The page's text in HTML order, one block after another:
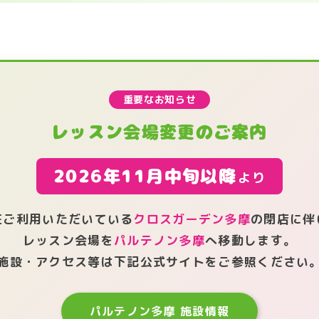
重要なお知らせ
レッスン会場変更のご案内
2026年11月中旬以降 より
利用いただいているクロスガーデン多摩の閉店に
レッスン会場を パルテノン多摩へ移動します。
設・アクセス等は下記公式サイトを ご参照ください
パルテノン多摩 施設情報